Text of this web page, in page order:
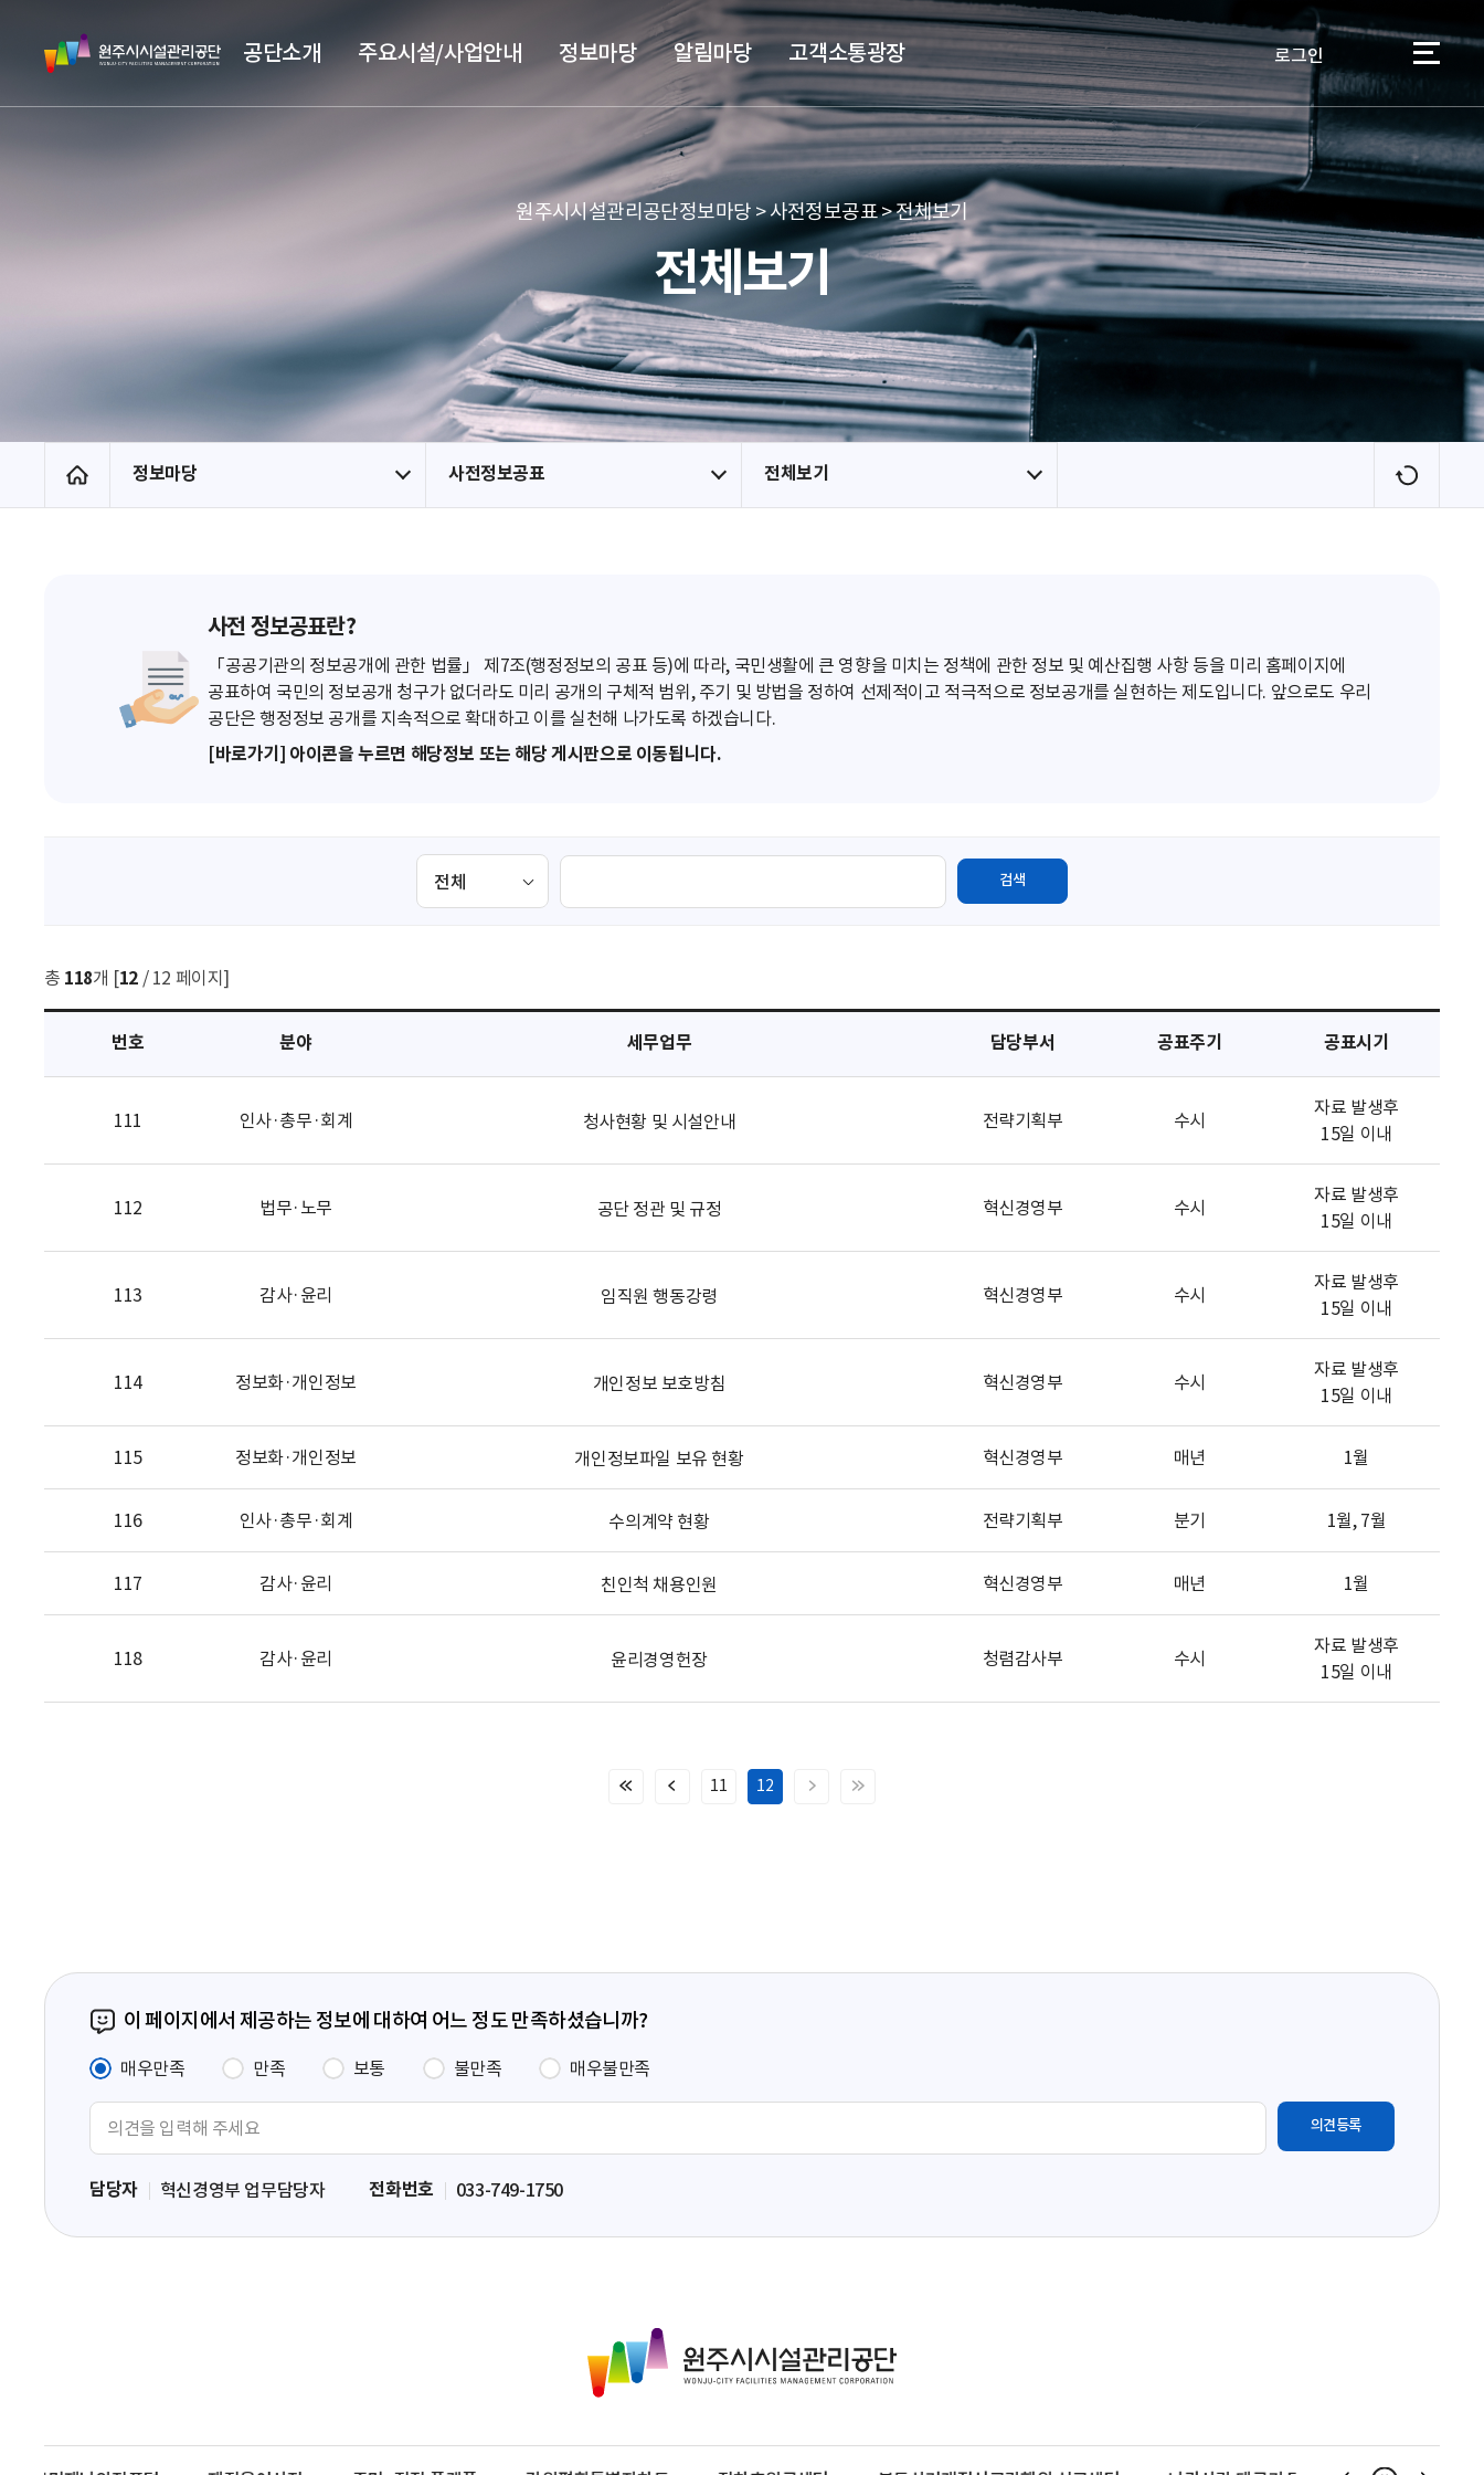
본문 바로가기
메뉴 바로가기
원
주
시
관
단
공단소개 주요시설/사업안내 정보마당 알림마당 고객소통광장 로그인 이용자
원주시시설관리공단정보마당 > 사전정보공표 > 전체보기
전체보기
홈 정보마당 사전정보공표 전체보기
새
로
사전 정보공표란?
「공공기관의 정보공개에 관한 법률」 제7조(행정정보의 공표 등)에 따라, 국민생활에 큰 영향을 미치는 정책에 관한 정보 및 예산집행 사항 등을 미리 홈페이지에
공표하여 국민의 정보공개 청구가 없더라도 미리 공개의 구체적 범위, 주기 및 방법을 정하여 선제적이고 적극적으로 정보공개를 실현하는 제도입니다. 앞으로도 우리
공단은 행정정보 공개를 지속적으로 확대하고 이를 실천해 나가도록 하겠습니다.
[바로가기] 아이콘을 누르면 해당정보 또는 해당 게시판으로 이동됩니다.
검
검색
총 118개 [12 / 12 페이지]
번호 분야 세무업무 담당부서 공표주기 공표시기
111 인사·총무·회계 청사현황 및 시설안내 전략기획부 수시
자료 발생후
15일 이내
112 법무·노무 공단 정관 및 규정 혁신경영부 수시
자료 발생후
15일 이내
113 감사·윤리 임직원 행동강령 혁신경영부 수시
자료 발생후
15일 이내
114 정보화·개인정보 개인정보 보호방침 혁신경영부 수시
자료 발생후
15일 이내
115 정보화·개인정보 개인정보파일 보유 현황 혁신경영부 매년 1월
116 인사·총무·회계 수의계약 현황 전략기획부 분기 1월, 7월
117 감사·윤리 친인척 채용인원 혁신경영부 매년 1월
118 감사·윤리 윤리경영헌장 청렴감사부 수시
자료 발생후
15일 이내
처
이
11 12
다
마
이 페이지에서 제공하는 정보에 대하여 어느 정도 만족하셨습니까?
매우만족 만족 보통 불만족 매우불만족
력
담당자 혁신경영부 업무담당자 전화번호 033-749-1750
주
시
설